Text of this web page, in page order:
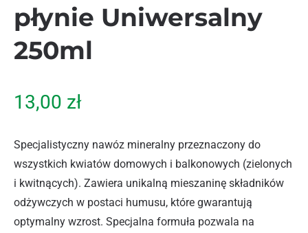
płynie Uniwersalny
250ml
13,00 zł
Specjalistyczny nawóz mineralny przeznaczony do
wszystkich kwiatów domowych i balkonowych (zielonych
i kwitnących). Zawiera unikalną mieszaninę składników
odżywczych w postaci humusu, które gwarantują
optymalny wzrost. Specjalna formuła pozwala na